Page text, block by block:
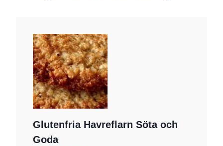
Glutenfria Havreflarn Söta och
Goda